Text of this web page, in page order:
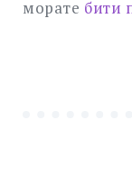
морате бити